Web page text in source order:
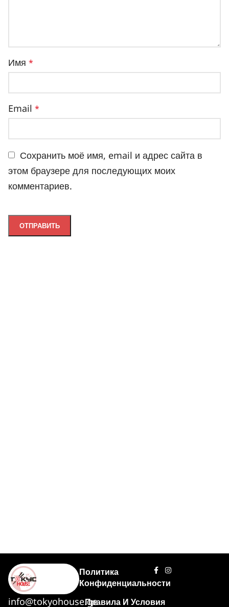
Имя *
Email *
Сохранить моё имя, email и адрес сайта в
этом браузере для последующих моих
комментариев.
info@tokyohouse.ge
Политика
Конфиденциальности
Правила И Условия